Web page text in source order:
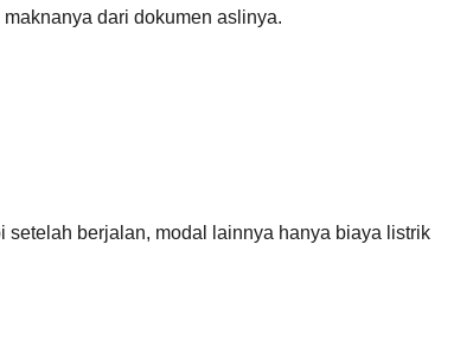
dari dokumen aslinya.
setelah berjalan, modal lainnya hanya biaya listrik